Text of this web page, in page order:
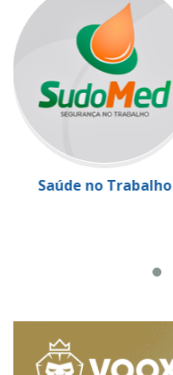
Saúde no Trabalho